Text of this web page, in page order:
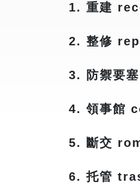
1. 重建
2. 整修
3. 防禦要
4. 領事館
5. 斷交
6. 托管